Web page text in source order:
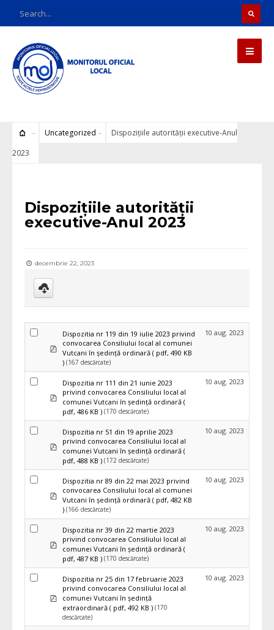
Uncategorized
Dispozițiile autorității executive-Anul
2023
Dispozițiile autorității
executive-Anul 2023
decembrie 22, 2023
pdf
Dispozitia nr 119 din 19 iulie 2023 privind
convocarea Consiliului local al comunei
Vutcani în ședință ordinară ( pdf, 490 KB
) (167 descărcate)
10 aug. 2023
pdf
Dispozitia nr 111 din 21 iunie 2023
privind convocarea Consiliului local al
comunei Vutcani în ședință ordinară (
pdf, 486 KB ) (170 descărcate)
10 aug. 2023
pdf
Dispozitia nr 51 din 19 aprilie 2023
privind convocarea Consiliului local al
comunei Vutcani în ședință ordinară (
pdf, 488 KB ) (172 descărcate)
10 aug. 2023
pdf
Dispozitia nr 89 din 22 mai 2023 privind
convocarea Consiliului local al comunei
Vutcani în ședință ordinară ( pdf, 482 KB
) (166 descărcate)
10 aug. 2023
pdf
Dispozitia nr 39 din 22 martie 2023
privind convocarea Consiliului local al
comunei Vutcani în ședință ordinară (
pdf, 487 KB ) (170 descărcate)
10 aug. 2023
pdf
Dispozitia nr 25 din 17 februarie 2023
privind convocarea Consiliului local al
comunei Vutcani în ședință
extraordinară ( pdf, 492 KB ) (170
descărcate)
10 aug. 2023